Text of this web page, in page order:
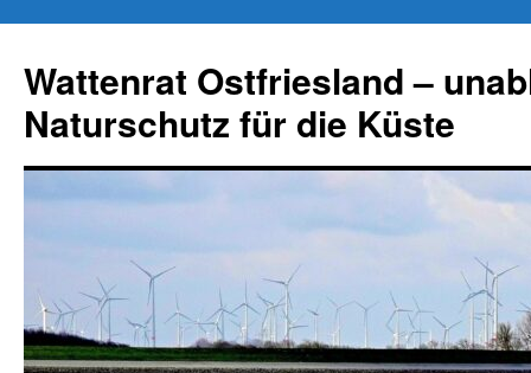
springen
Wattenrat Ostfriesland –
Naturschutz für die Küste